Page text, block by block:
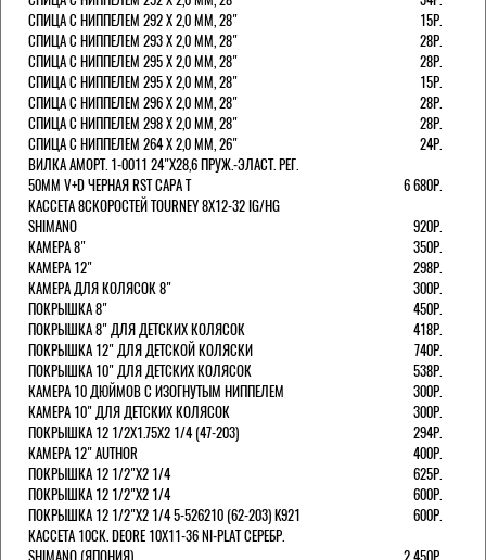
СПИЦА С НИППЕЛЕМ 292 Х 2,0 ММ, 28"
15Р.
СПИЦА С НИППЕЛЕМ 293 Х 2,0 ММ, 28"
28Р.
СПИЦА С НИППЕЛЕМ 295 Х 2,0 ММ, 28"
28Р.
СПИЦА С НИППЕЛЕМ 295 Х 2,0 ММ, 28"
15Р.
СПИЦА С НИППЕЛЕМ 296 Х 2,0 ММ, 28"
28Р.
СПИЦА С НИППЕЛЕМ 298 Х 2,0 ММ, 28"
28Р.
СПИЦА С НИППЕЛЕМ 264 Х 2,0 ММ, 26"
24Р.
ВИЛКА АМОРТ. 1-0011 24"Х28,6 ПРУЖ.-ЭЛАСТ. РЕГ.
50ММ V+D ЧЕРНАЯ RST CAPA Т
6 680Р.
КАССЕТА 8СКОРОСТЕЙ TOURNEY 8Х12-32 IG/HG
SHIMANO
920Р.
КАМЕРА 8"
350Р.
КАМЕРА 12"
298Р.
КАМЕРА ДЛЯ КОЛЯСОК 8"
300Р.
ПОКРЫШКА 8"
450Р.
ПОКРЫШКА 8" ДЛЯ ДЕТСКИХ КОЛЯСОК
418Р.
ПОКРЫШКА 12" ДЛЯ ДЕТСКОЙ КОЛЯСКИ
740Р.
ПОКРЫШКА 10" ДЛЯ ДЕТСКИХ КОЛЯСОК
538Р.
КАМЕРА 10 ДЮЙМОВ С ИЗОГНУТЫМ НИППЕЛЕМ
300Р.
КАМЕРА 10" ДЛЯ ДЕТСКИХ КОЛЯСОК
300Р.
ПОКРЫШКА 12 1/2X1.75X2 1/4 (47-203)
294Р.
КАМЕРА 12" AUTHOR
400Р.
ПОКРЫШКА 12 1/2"Х2 1/4
625Р.
ПОКРЫШКА 12 1/2"Х2 1/4
600Р.
ПОКРЫШКА 12 1/2"Х2 1/4 5-526210 (62-203) K921
600Р.
КАССЕТА 10СК. DEORE 10Х11-36 NI-PLAT СЕРЕБР.
SHIMANO (ЯПОНИЯ)
2 450Р.